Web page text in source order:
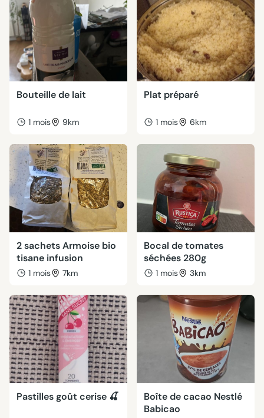
Bouteille de lait
1 mois 9km
Plat préparé
1 mois 6km
2 sachets Armoise bio
tisane infusion
1 mois 7km
Bocal de tomates
séchées 280g
1 mois 3km
Pastilles goût cerise 🍒
Boîte de cacao Nestlé
Babicao